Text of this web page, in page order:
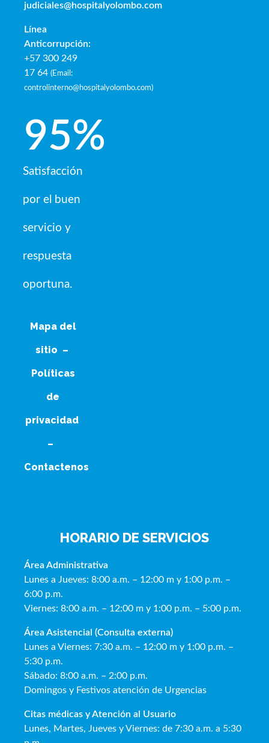
judiciales@hospitalyolombo.com
Línea
Anticorrupción:
+57 300 249
17 64 (Email:
controlinterno@hospitalyolombo.com)
Satisfacción
por el buen
servicio y
respuesta
oportuna.
95%
Mapa del
sitio –
Políticas
de
privacidad
–
Contactenos
HORARIO DE SERVICIOS
Área Administrativa
Lunes a Jueves: 8:00 a.m. – 12:00 m y 1:00 p.m. –
6:00 p.m.
Viernes: 8:00 a.m. – 12:00 m y 1:00 p.m. – 5:00 p.m.
Área Asistencial (Consulta externa)
Lunes a Viernes: 7:30 a.m. – 12:00 m y 1:00 p.m. –
5:30 p.m.
Sábado: 8:00 a.m. – 2:00 p.m.
Domingos y Festivos atención de Urgencias
Citas médicas y Atención al Usuario
Lunes, Martes, Jueves y Viernes: de 7:30 a.m. a 5:30